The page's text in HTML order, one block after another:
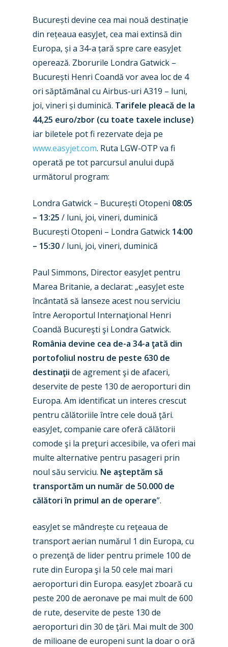
București devine cea mai nouă destinație
din rețeaua easyJet, cea mai extinsă din
Europa, și a 34-a țară spre care easyJet
operează. Zborurile Londra Gatwick –
București Henri Coandă vor avea loc de 4
ori săptămânal cu Airbus-uri A319 – luni,
joi, vineri și duminică. Tarifele pleacă de la
44,25 euro/zbor (cu toate taxele incluse)
iar biletele pot fi rezervate deja pe
www.easyjet.com. Ruta LGW-OTP va fi
operată pe tot parcursul anului după
următorul program:
Londra Gatwick – București Otopeni 08:05
– 13:25 / luni, joi, vineri, duminică
București Otopeni – Londra Gatwick 14:00
– 15:30/ luni, joi, vineri, duminică
Paul Simmons, Director easyJet pentru
Marea Britanie, a declarat: „easyJet este
încântată să lanseze acest nou serviciu
între Aeroportul Internaţional Henri
Coandă Bucureşti şi Londra Gatwick.
România devine cea de-a 34-a ţată din
portofoliul nostru de peste 630 de
destinaţii de agrement şi de afaceri,
deservite de peste 130 de aeroporturi din
Europa. Am identificat un interes crescut
pentru călătoriile între cele două ţări.
easyJet, companie care oferă călătorii
comode şi la preţuri accesibile, va oferi mai
multe alternative pentru pasageri prin
noul său serviciu. Ne aşteptăm să
transportăm un număr de 50.000 de
călători în primul an de operare”.
easyJet se mândrește cu reţeaua de
transport aerian numărul 1 din Europa, cu
o prezenţă de lider pentru primele 100 de
rute din Europa şi la 50 cele mai mari
aeroporturi din Europa. easyJet zboară cu
peste 200 de aeronave pe mai mult de 600
de rute, deservite de peste 130 de
aeroporturi din 30 de ţări. Mai mult de 300
de milioane de europeni sunt la doar o oră
New Routes
Industry
Accidents / Incidents
Airshows
Dubai 2025
Paris 2025
Paris 2023
Farnborough 2022
Dubai 2019
Business Jets
Military
Trip Reports
Marketplace
Jobs
Contact